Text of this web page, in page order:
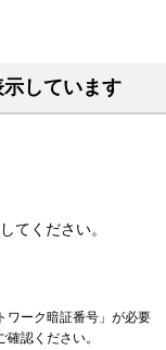
しています
てください。
ワーク暗証番号」が必要
確認ください。